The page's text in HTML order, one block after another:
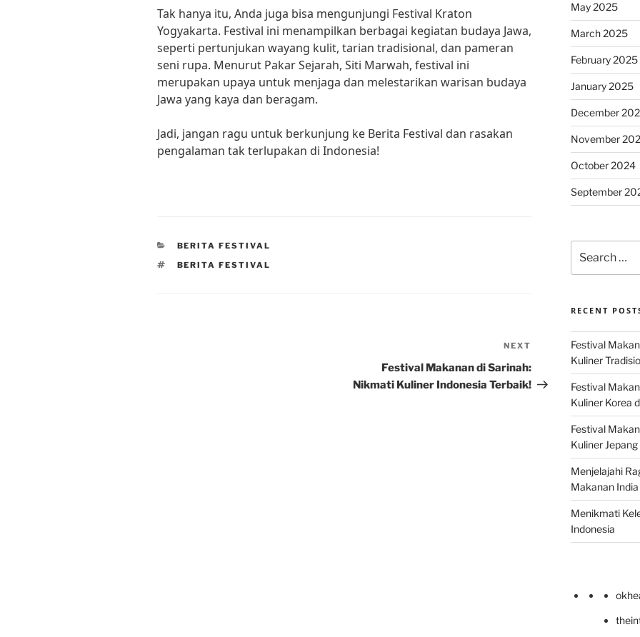
Tak hanya itu, Anda juga bisa mengunjungi Festival Kraton
Yogyakarta. Festival ini menampilkan berbagai kegiatan budaya Jawa,
seperti pertunjukan wayang kulit, tarian tradisional, dan pameran
seni rupa. Menurut Pakar Sejarah, Siti Marwah, festival ini
merupakan upaya untuk menjaga dan melestarikan warisan budaya
Jawa yang kaya dan beragam.
Jadi, jangan ragu untuk berkunjung ke Berita Festival dan rasakan
pengalaman tak terlupakan di Indonesia!
CATEGORIES
BERITA FESTIVAL
TAGS
BERITA FESTIVAL
Post
NEXT
Festival Makanan di Sarinah:
Nikmati Kuliner Indonesia Terbaik!
May 2025
March 2025
February 2025
January 2025
December
November
October 2024
September
for:
RECENT
Festival
Kuliner
Festival
Kuliner Korea
Festival
Kuliner
Menjelajahi
Makanan
Menikmati
Indonesia